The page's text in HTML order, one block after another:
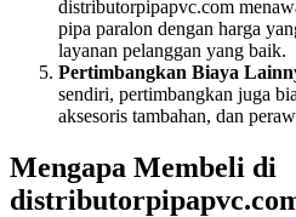
distributorpipapvc.com
pipa paralon dengan harga
layanan pelanggan yang baik.
Pertimbangkan Biaya
sendiri, pertimbangkan juga
aksesoris tambahan, dan
Mengapa Membeli di